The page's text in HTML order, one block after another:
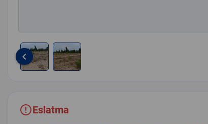
2
keyboard_arrow_left
Eslatma